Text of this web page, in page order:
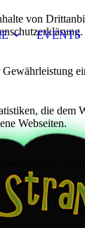
EVENTS
von
die
Webseiten.
zur